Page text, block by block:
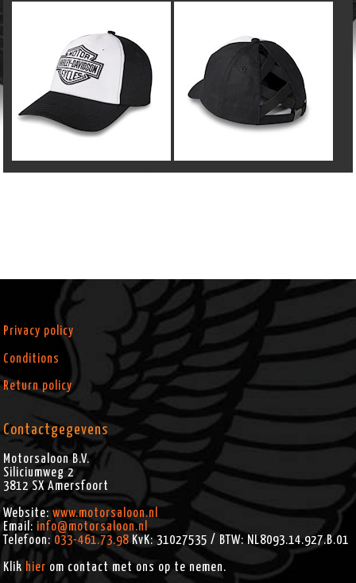
Privacy policy
Conditions
Return policy
Contactgegevens
Motorsaloon B.V.
Siliciumweg 2
3812 SX Amersfoort
Website:www.motorsaloon.nl
Email: info@motorsaloon.nl
Telefoon: 033-461.73.98 KvK: 31027535 / BTW: NL8093.14.927.B.01
Klik hier om contact met ons op te nemen.